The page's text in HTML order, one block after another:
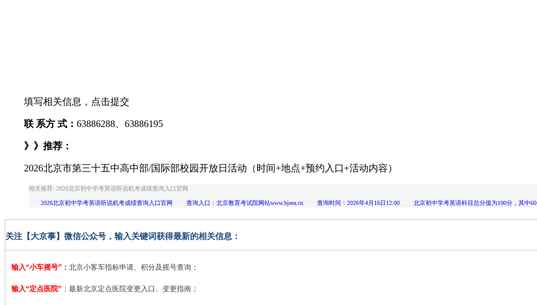
填写相关信息，点击提交
联 系方 式： 63886288、63886195
》》推荐：
2026北京市第三十五中高中部/国际部校园开放日活动（时间+地点+预约入口+活动内容）
相关推荐: 2026北京初中学考英语听说机考成绩查询入口官网
2026北京初中学考英语听说机考成绩查询入口官网 查询入口：北京教育考试院网站www.bjeea.cn 查询时间：2026年4月16日12:00 北京初中学考英语科目总分值为100分，其中60
关注【大京事】微信公众号，输入关键词获得最新的相关信息：
输入“小车摇号” ： 北京小客车指标申请、积分及摇号查询；
输入“定点医院” ： 最新北京定点医院变更入口、变更指南；